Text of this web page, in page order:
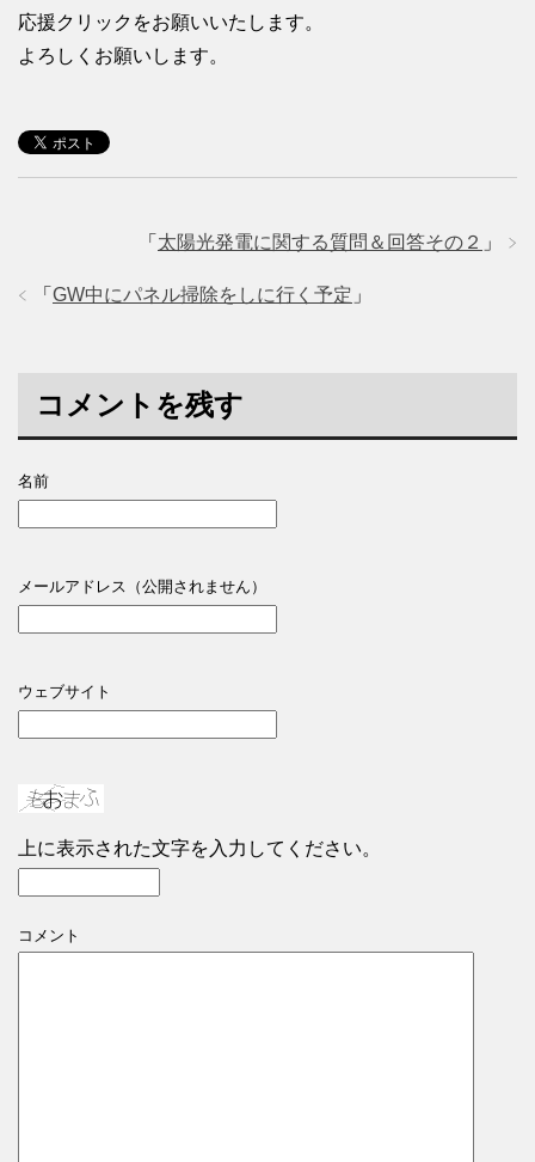
応援クリックをお願いいたします。
よろしくお願いします。
「 太陽光発電に関する質問＆回答その２ 」
「 GW中にパネル掃除をしに行く予定 」
コメントを残す
名前
メールアドレス（公開されません）
ウェブサイト
上に表示された文字を入力してください。
コメント